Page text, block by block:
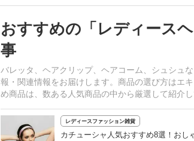
おすすめの「レディース
事
バレッタ、ヘアクリップ、ヘアコーム、シュシュ
報・関連情報をお届けします。商品の選び方はエ
め商品は、数ある人気商品の中から厳選して紹介し
レディースファッション雑貨
カチューシャ人気おすすめ8選！おし